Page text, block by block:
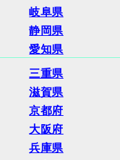
岐阜県
静岡県
愛知県
三重県
滋賀県
京都府
大阪府
兵庫県